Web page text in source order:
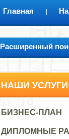
Главная
Расширенный
НАШИ
БИЗНЕС-ПЛАН
ДИПЛОМНЫЕ